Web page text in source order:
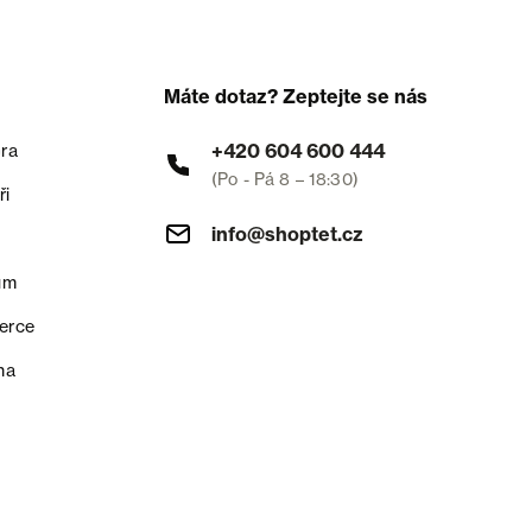
Máte dotaz? Zeptejte se nás
+420 604 600 444
(Po - Pá 8 – 18:30)
info@shoptet.cz